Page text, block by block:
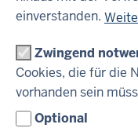
einverstanden.
Zwingend
Cookies, die für die
vorhanden sein
Optional